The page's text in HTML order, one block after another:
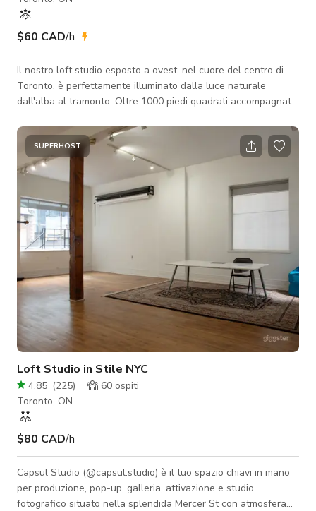
$60 CAD/h
Il nostro loft studio esposto a ovest, nel cuore del centro di
Toronto, è perfettamente illuminato dalla luce naturale
dall'alba al tramonto. Oltre 1000 piedi quadrati accompagnati
sia un creatore di contenuti, un imprenditore o un fotografo,
questo spazio è la tela perfetta. Incluso nello spazio c'è una
cucina operativa a grandezza naturale con forno, piano
cottura, frigorifero a grandezza naturale e isola cucina. Lo
spazio è
SUPERHOST
Loft Studio in Stile NYC
4.85 (225) 60 ospiti
Toronto, ON
$80 CAD/h
Capsul Studio (@capsul.studio) è il tuo spazio chiavi in mano
per produzione, pop-up, galleria, attivazione e studio
fotografico situato nella splendida Mercer St con atmosfera